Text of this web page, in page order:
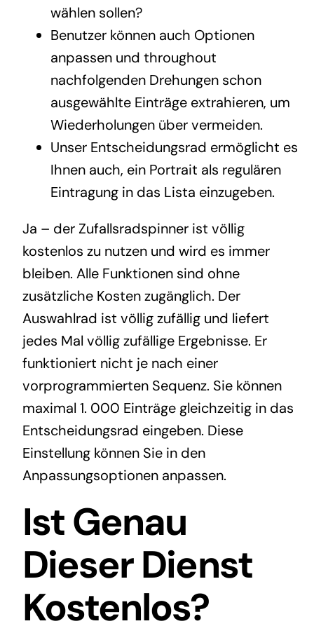
wählen sollen?
Benutzer können auch Optionen
anpassen und throughout
nachfolgenden Drehungen schon
ausgewählte Einträge extrahieren, um
Wiederholungen über vermeiden.
Unser Entscheidungsrad ermöglicht es
Ihnen auch, ein Portrait als regulären
Eintragung in das Lista einzugeben.
Ja – der Zufallsradspinner ist völlig
kostenlos zu nutzen und wird es immer
bleiben. Alle Funktionen sind ohne
zusätzliche Kosten zugänglich. Der
Auswahlrad ist völlig zufällig und liefert
jedes Mal völlig zufällige Ergebnisse. Er
funktioniert nicht je nach einer
vorprogrammierten Sequenz. Sie können
maximal 1. 000 Einträge gleichzeitig in das
Entscheidungsrad eingeben. Diese
Einstellung können Sie in den
Anpassungsoptionen anpassen.
Ist Genau
Dieser Dienst
Kostenlos?